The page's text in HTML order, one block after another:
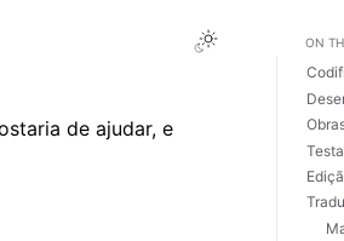
Toggle Light /
de ajudar, e
ON